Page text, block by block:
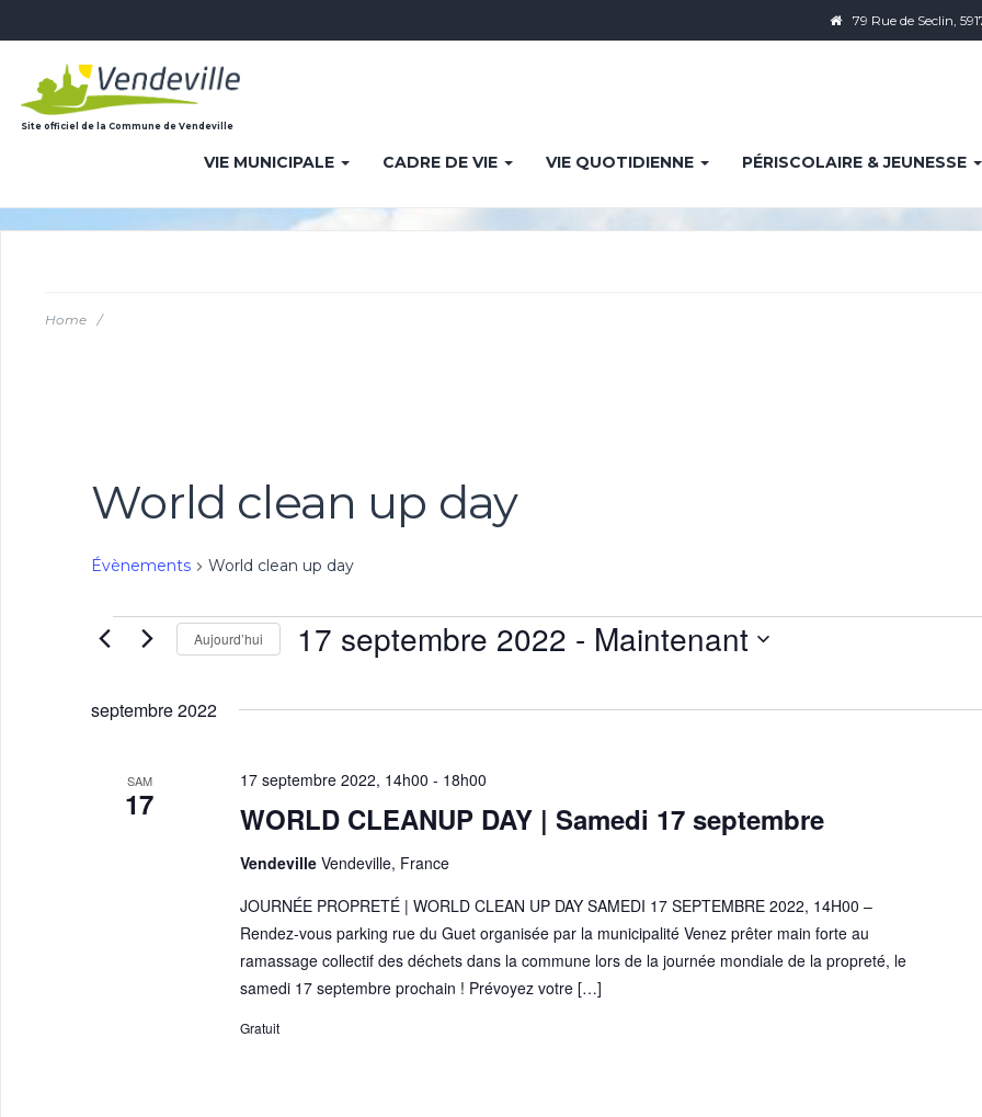
79 Rue de Seclin,
Site officiel de la Commune de Vendeville
VIE MUNICIPALE CADRE DE VIE VIE QUOTIDIENNE PÉRISCOLAIRE & JEUNESSE
Home /
World clean up day
Évènements World clean up day
Évènements
Aujourd’hui 17 septembre 2022 - Maintenant
septembre 2022
SAM
17 WORLD CLEANUP DAY | Samedi 17 septembre
17 septembre 2022, 14h00 - 18h00
Vendeville Vendeville, France
JOURNÉE PROPRETÉ | WORLD CLEAN UP DAY SAMEDI 17 SEPTEMBRE 2022, 14H00 –
Rendez-vous parking rue du Guet organisée par la municipalité Venez prêter main forte au
ramassage collectif des déchets dans la commune lors de la journée mondiale de la propreté, le
samedi 17 septembre prochain ! Prévoyez votre […]
Gratuit